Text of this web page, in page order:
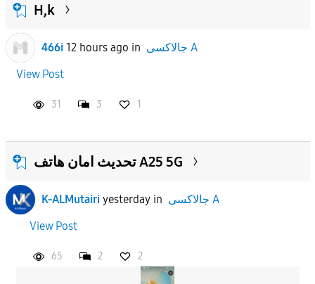
H,k
466i 12 hours ago in
جالاكسى A
View Post
31 3 1
تحديث امان هاتف A25 5G
K-ALMutairi yesterdayin
جالاكسى A
View Post
65 2 2